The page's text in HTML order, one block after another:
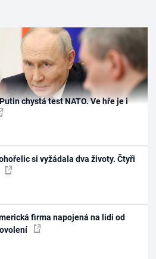
chystá test NATO. Ve hře je i
si vyžádala dva životy. Čtyři
firma napojená na lidi od